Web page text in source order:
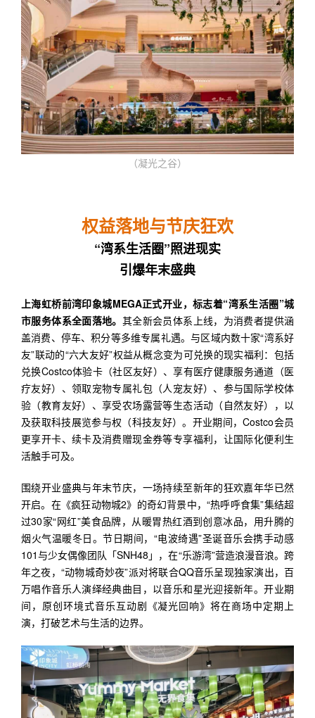
（凝光之谷）
权益落地与节庆狂欢
“湾系生活圈”照进现实
引爆年末盛典
上海虹桥前湾印象城MEGA正式开业，标志着“湾系生活圈”城
市服务体系全面落地。 其全新会员体系上线，为消费者提供涵
盖消费、停车、积分等多维专属礼遇。与区域内数十家“湾系好
友”联动的“六大友好”权益从概念变为可兑换的现实福利：包括
兑换Costco体验卡（社区友好）、享有医疗健康服务通道（医
疗友好）、领取宠物专属礼包（人宠友好）、参与国际学校体
验（教育友好）、享受农场露营等生态活动（自然友好），以
及获取科技展览参与权（科技友好）。开业期间，Costco会员
更享开卡、续卡及消费赠现金券等专享福利，让国际化便利生
活触手可及。
围绕开业盛典与年末节庆，一场持续至新年的狂欢嘉年华已然
开启。在《疯狂动物城2》的奇幻背景中，“热呼呼食集”集结超
过30家“网红”美食品牌，从暖胃热红酒到创意冰品，用升腾的
烟火气温暖冬日。节日期间，“电波绮遇”圣诞音乐会携手动感
101与少女偶像团队「SNH48」，在“乐游湾”营造浪漫音浪。跨
年之夜，“动物城奇妙夜”派对将联合QQ音乐呈现独家演出，百
万唱作音乐人演绎经典曲目，以音乐和星光迎接新年。开业期
间，原创环境式音乐互动剧《凝光回响》将在商场中定期上
演，打破艺术与生活的边界。